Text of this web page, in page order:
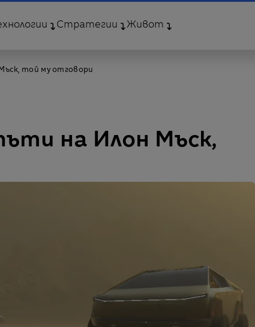
Стратегии Живот
той му отговори
на Илон Мъск,